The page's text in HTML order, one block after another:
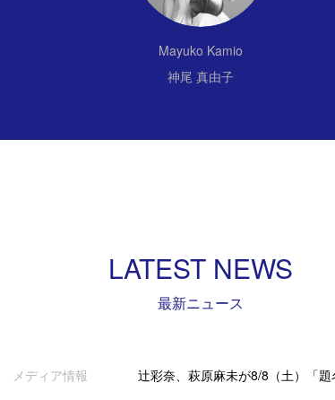
Mayuko Kamio
神尾 真由子
LATEST NEWS
最新ニュース
メディア情報 辻彩奈、萩原麻未が8/8（土）「題